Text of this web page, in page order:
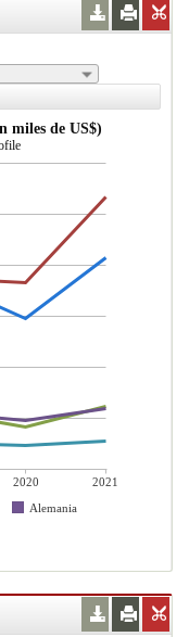
miles de US$)
2020
2021
Alemania